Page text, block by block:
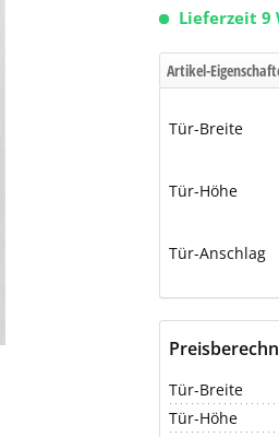
Lieferzeit 9
Artikel-
Tür-Breite
Tür-Höhe
Tür-Anschlag
Tür-Breite
Tür-Höhe